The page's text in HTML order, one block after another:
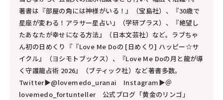
著書は『部屋の角には神様がいる！』（宝島社）、『30歳で
星座が変わる！アラサー星占い』（学研プラス）、『絶望し
たあなたが幸せになる方法』（日本文芸社）など。ラブちゃ
ん初の日めくり『『Love Me Doの [日めくり] ハッピー☆サ
イクル』（ヨシモトブックス）、『Love Me Doの月と龍が導
く守護龍占術 2026』（ブティック社）など著書多数。
Twitter▶@lovemedo_uranai Instagram▶＠
lovemedo_fortunteller 公式ブログ「黄金のリンゴ」